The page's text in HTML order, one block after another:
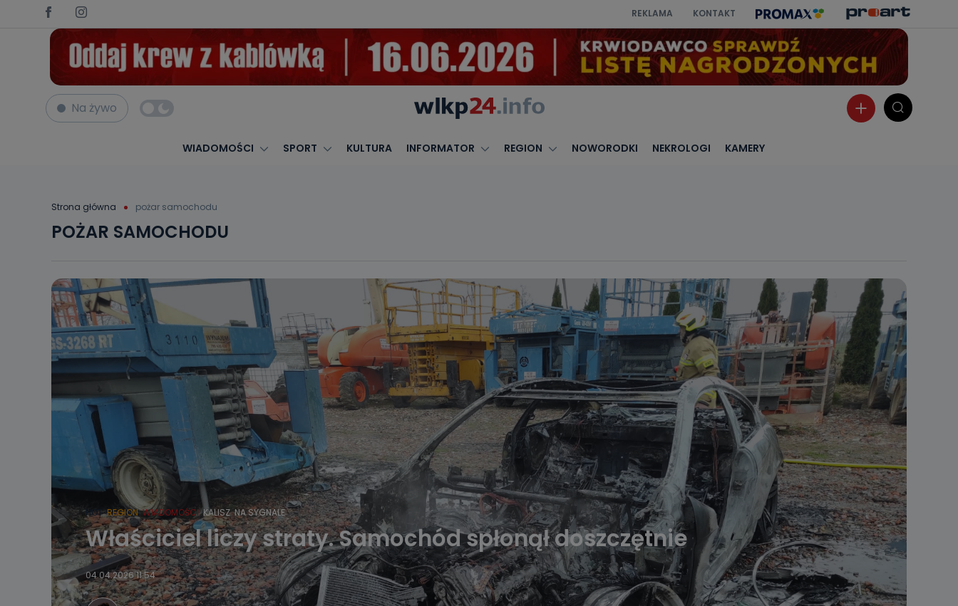
REKLAMA KONTAKT
Na żywo
WIADOMOŚCI SPORT KULTURA INFORMATOR REGION NOWORODKI NEKROLOGI KAMERY
Strona główna pożar samochodu
POŻAR SAMOCHODU
HOT REGION WIADOMOŚCI KALISZ NA SYGNALE
Właściciel liczy straty. Samochód spłonął doszczętnie
04.04.2026 11:54